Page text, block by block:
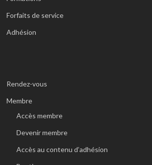
Forfaits de service
Adhésion
Rendez-vous
Membre
Accès membre
Devenir membre
Accès au contenu d’adhésion